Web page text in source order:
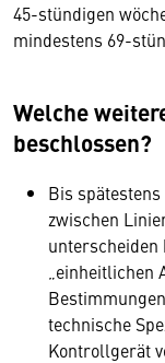
45-stündigen
mindestens 69-
Welche
beschlossen?
Bis
zwischen
unterscheiden
technische
Kontrollgerät